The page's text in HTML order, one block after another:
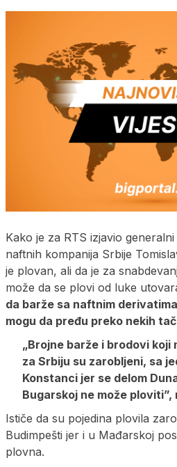
Kako je za RTS izjavio
naftnih kompanija Srbije
je plovan, ali da je za
može da se plovi od luke
da barže sa naftnim
mogu da pređu preko nekih
„Brojne barže i brodovi
za Srbiju su zarobljeni, sa
Konstanci jer se delom
Bugarskoj ne može
Ističe da su pojedina plovila
Budimpešti jer i u Mađarskoj
plovna.